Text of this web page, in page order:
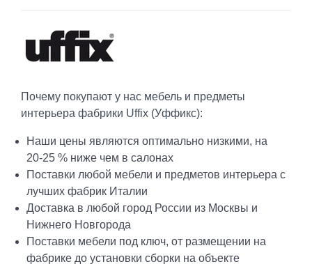
Почему покупают у нас мебель и предметы
интерьера фабрики Uffix (Уффикс):
Наши цены являются оптимально низкими, на
20-25 % ниже чем в салонах
Поставки любой мебели и предметов интерьера с
лучших фабрик Италии
Доставка в любой город России из Москвы и
Нижнего Новгорода
Поставки мебели под ключ, от размещении на
фабрике до установки сборки на объекте